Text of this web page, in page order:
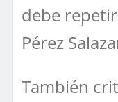
debe
Pérez
También